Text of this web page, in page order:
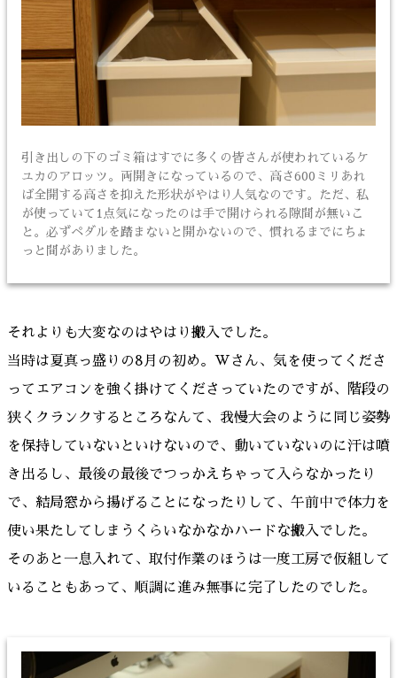
引き出しの下のゴミ箱はすでに多くの皆さんが使われているケ
ユカのアロッツ。両開きになっているので、高さ600ミリあれ
ば全開する高さを抑えた形状がやはり人気なのです。ただ、私
が使っていて1点気になったのは手で開けられる隙間が無いこ
と。必ずペダルを踏まないと開かないので、慣れるまでにちょ
っと間がありました。
それよりも大変なのはやはり搬入でした。
当時は夏真っ盛りの8月の初め。Wさん、気を使ってくださ
ってエアコンを強く掛けてくださっていたのですが、階段の
狭くクランクするところなんて、我慢大会のように同じ姿勢
を保持していないといけないので、動いていないのに汗は噴
き出るし、最後の最後でつっかえちゃって入らなかったり
で、結局窓から揚げることになったりして、午前中で体力を
使い果たしてしまうくらいなかなかハードな搬入でした。
そのあと一息入れて、取付作業のほうは一度工房で仮組して
いることもあって、順調に進み無事に完了したのでした。